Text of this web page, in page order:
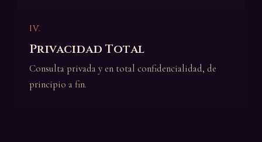
IV.
Privacidad Total
Consulta privada y en total confidencialidad, de
principio a fin.